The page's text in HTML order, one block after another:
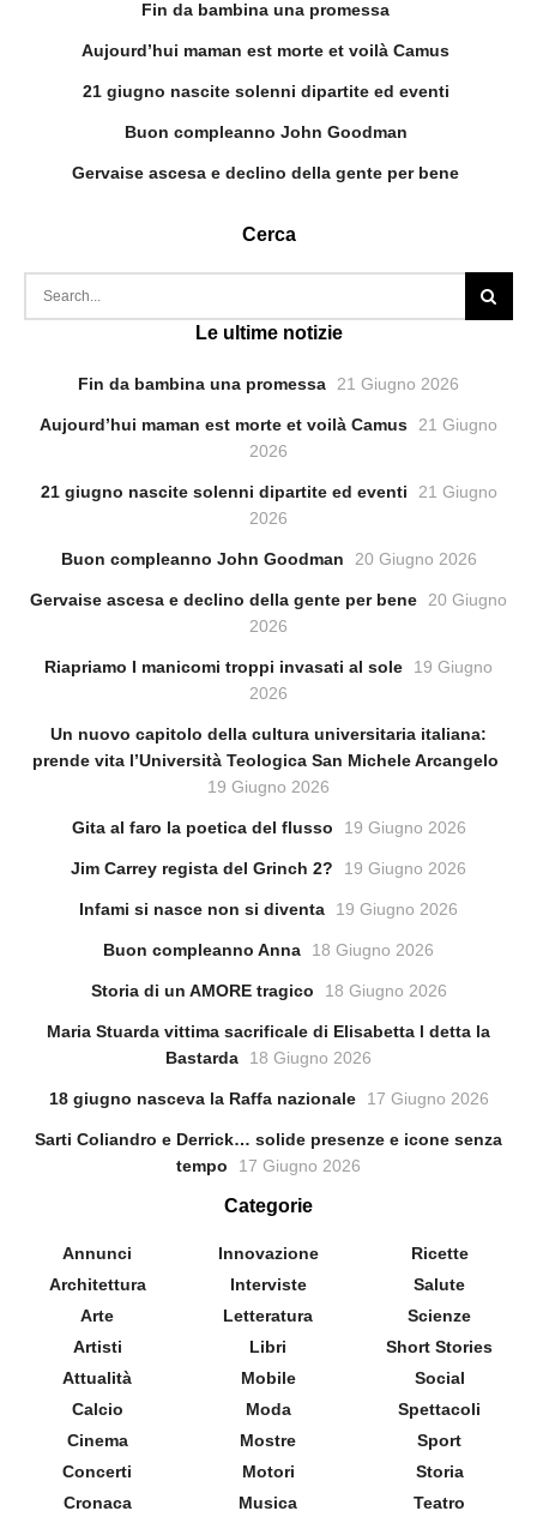
Fin da bambina una promessa
Aujourd’hui maman est morte et voilà Camus
21 giugno nascite solenni dipartite ed eventi
Buon compleanno John Goodman
Gervaise ascesa e declino della gente per bene
Cerca
Le ultime notizie
Fin da bambina una promessa 21 Giugno 2026
Aujourd’hui maman est morte et voilà Camus
21 Giugno
2026
21 giugno nascite solenni dipartite ed eventi
21 Giugno
2026
Buon compleanno John Goodman 20 Giugno 2026
Gervaise ascesa e declino della gente per bene
20 Giugno
2026
Riapriamo I manicomi troppi invasati al sole
19 Giugno
2026
Un nuovo capitolo della cultura universitaria italiana:
prende vita l’Università Teologica San Michele Arcangelo
19 Giugno 2026
Gita al faro la poetica del flusso 19 Giugno 2026
Jim Carrey regista del Grinch 2? 19 Giugno 2026
Infami si nasce non si diventa 19 Giugno 2026
Buon compleanno Anna 18 Giugno 2026
Storia di un AMORE tragico 18 Giugno 2026
Maria Stuarda vittima sacrificale di Elisabetta l detta la
Bastarda
18 Giugno 2026
18 giugno nasceva la Raffa nazionale 17 Giugno 2026
Sarti Coliandro e Derrick… solide presenze e icone senza
tempo
17 Giugno 2026
Categorie
Annunci
Architettura
Arte
Artisti
Attualità
Calcio
Cinema
Concerti
Cronaca
Innovazione
Interviste
Letteratura
Libri
Mobile
Moda
Mostre
Motori
Musica
Ricette
Salute
Scienze
Short Stories
Social
Spettacoli
Sport
Storia
Teatro